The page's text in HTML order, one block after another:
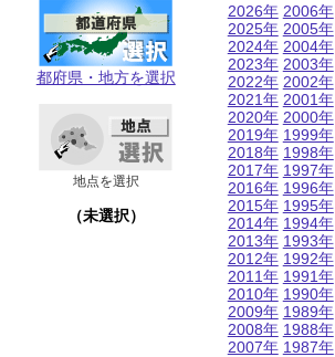
都府県・地方を選択
地点を選択
（未選択）
2026年
2025年
2024年
2023年
2022年
2021年
2020年
2019年
2018年
2017年
2016年
2015年
2014年
2013年
2012年
2011年
2010年
2009年
2008年
2007年
2006年
2005年
2004年
2003年
2002年
2001年
2000年
1999年
1998年
1997年
1996年
1995年
1994年
1993年
1992年
1991年
1990年
1989年
1988年
1987年